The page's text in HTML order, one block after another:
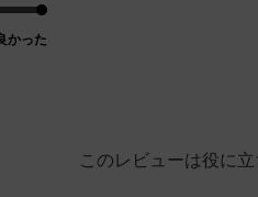
かった
このレビューは役に